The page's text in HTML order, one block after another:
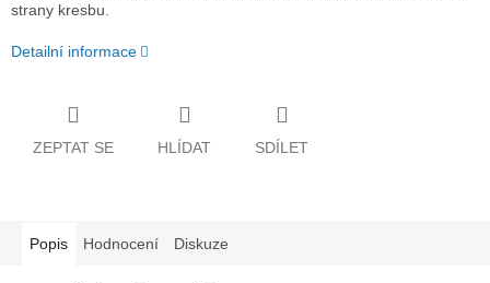
strany kresbu.
Detailní informace
ZEPTAT SE HLÍDAT SDÍLET
Popis Hodnocení Diskuze